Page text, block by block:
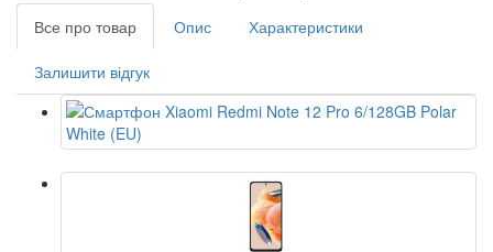
Все про товар Опис Характеристики
Залишити відгук